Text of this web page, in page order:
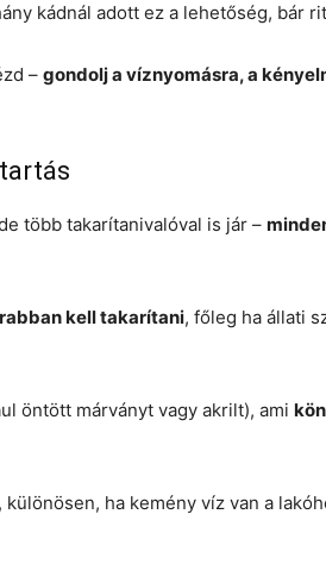
kádnál adott ez a lehetőség, bár
– gondolj a víznyomásra, a
több takarítanivalóval is jár –
kell takarítani, főleg ha állati
öntött márványt vagy akrilt), ami
ha kemény víz van a